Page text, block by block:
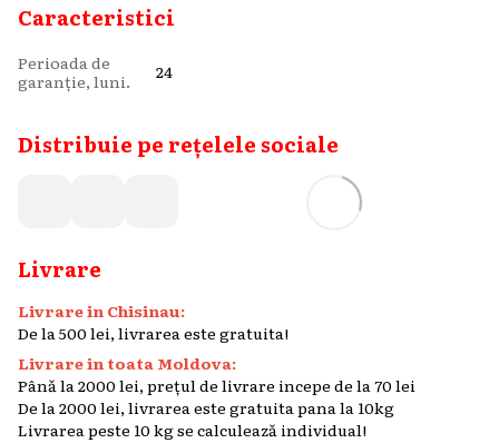
Caracteristici
Perioada de
garanție, luni.
24
Distribuie pe rețelele sociale
Livrare
Livrare in Chisinau:
De la 500 lei, livrarea este gratuita!
Livrare in toata Moldova:
Până la 2000 lei, prețul de livrare incepe de la 70 lei
De la 2000 lei, livrarea este gratuita pana la 10kg
Livrarea peste 10 kg se calculează individual!